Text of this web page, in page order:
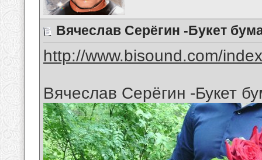
Вячеслав Серёгин -Букет
http://www.bisound.com/
Вячеслав Серёгин -Букет